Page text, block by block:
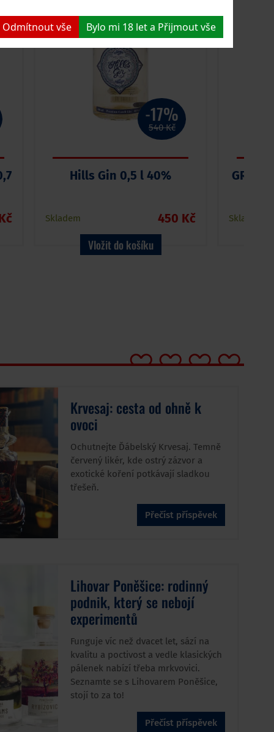
Odmítnout vše Bylo mi 18 let a Přijmout vše
-17%
540 Kč
Hills Gin 0,5 l 40%
Skladem 450 Kč
Vložit do košíku
GRIČ
Skladem
Krvesaj: cesta od ohně k
ovoci
Ochutnejte Ďábelský Krvesaj. Temně
červený likér, kde ostrý zázvor a
exotické koření potkávají sladkou
třešeň.
Přečíst příspěvek
Lihovar Poněšice: rodinný
podnik, který se nebojí
experimentů
Funguje víc než dvacet let, sází na
kvalitu a poctivost a vedle klasických
pálenek nabízí třeba mrkvovici.
Seznamte se s Lihovarem Poněšice,
stojí to za to!
Přečíst příspěvek